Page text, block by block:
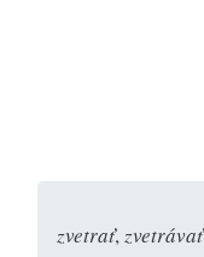
zvetrať, zvetrávať